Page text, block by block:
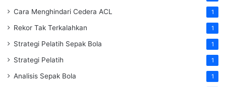
Cara Menghindari Cedera ACL 1
Rekor Tak Terkalahkan 1
Strategi Pelatih Sepak Bola 1
Strategi Pelatih 1
Analisis Sepak Bola 1